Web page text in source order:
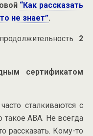
“Как рассказать
не знает”.
2
сертификатом
сталкиваются с
такое АВА. Не всегда
рассказать. Кому-то